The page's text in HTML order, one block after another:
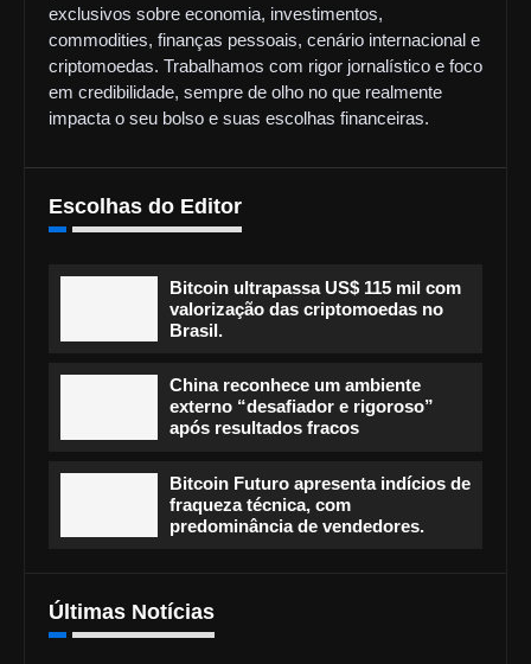
exclusivos sobre economia, investimentos,
commodities, finanças pessoais, cenário internacional e
criptomoedas. Trabalhamos com rigor jornalístico e foco
em credibilidade, sempre de olho no que realmente
impacta o seu bolso e suas escolhas financeiras.
Escolhas do Editor
Bitcoin ultrapassa US$ 115 mil com
valorização das criptomoedas no
Brasil.
China reconhece um ambiente
externo “desafiador e rigoroso”
após resultados fracos
Bitcoin Futuro apresenta indícios de
fraqueza técnica, com
predominância de vendedores.
Últimas Notícias